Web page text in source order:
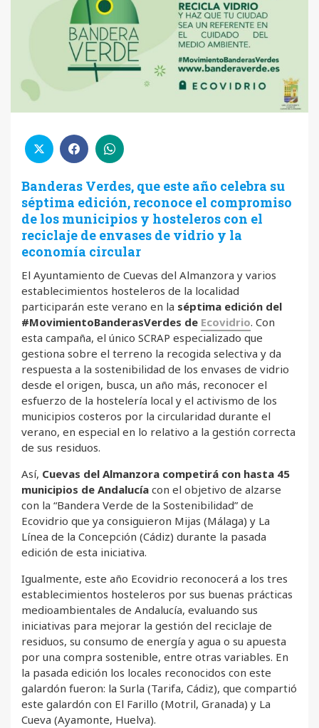
Banderas Verdes, que este año celebra su
séptima edición, reconoce el compromiso
de los municipios y hosteleros con el
reciclaje de envases de vidrio y la
economía circular
El Ayuntamiento de Cuevas del Almanzora y varios
establecimientos hosteleros de la localidad
participarán este verano en la séptima edición del
#MovimientoBanderasVerdes de Ecovidrio. Con
esta campaña, el único SCRAP especializado que
gestiona sobre el terreno la recogida selectiva y da
respuesta a la sostenibilidad de los envases de vidrio
desde el origen, busca, un año más, reconocer el
esfuerzo de la hostelería local y el activismo de los
municipios costeros por la circularidad durante el
verano, en especial en lo relativo a la gestión correcta
de sus residuos.
Así, Cuevas del Almanzora competirá con hasta 45
municipios de Andalucía con el objetivo de alzarse
con la “Bandera Verde de la Sostenibilidad” de
Ecovidrio que ya consiguieron Mijas (Málaga) y La
Línea de la Concepción (Cádiz) durante la pasada
edición de esta iniciativa.
Igualmente, este año Ecovidrio reconocerá a los tres
establecimientos hosteleros por sus buenas prácticas
medioambientales de Andalucía, evaluando sus
iniciativas para mejorar la gestión del reciclaje de
residuos, su consumo de energía y agua o su apuesta
por una compra sostenible, entre otras variables. En
la pasada edición los locales reconocidos con este
galardón fueron: la Surla (Tarifa, Cádiz), que compartió
este galardón con El Farillo (Motril, Granada) y La
Cueva (Ayamonte, Huelva).